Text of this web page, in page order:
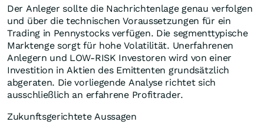
Der Anleger sollte die Nachrichtenlage genau verfolgen
und über die technischen Voraussetzungen für ein
Trading in Pennystocks verfügen. Die segmenttypische
Marktenge sorgt für hohe Volatilität. Unerfahrenen
Anlegern und LOW-RISK Investoren wird von einer
Investition in Aktien des Emittenten grundsätzlich
abgeraten. Die vorliegende Analyse richtet sich
ausschließlich an erfahrene Profitrader.
Zukunftsgerichtete Aussagen